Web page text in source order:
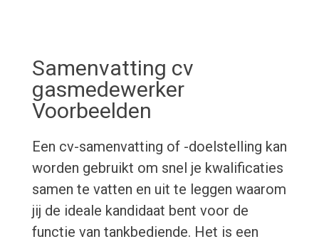
Samenvatting cv
gasmedewerker
Voorbeelden
Een cv-samenvatting of -doelstelling kan
worden gebruikt om snel je kwalificaties
samen te vatten en uit te leggen waarom
jij de ideale kandidaat bent voor de
functie van tankbediende. Het is een